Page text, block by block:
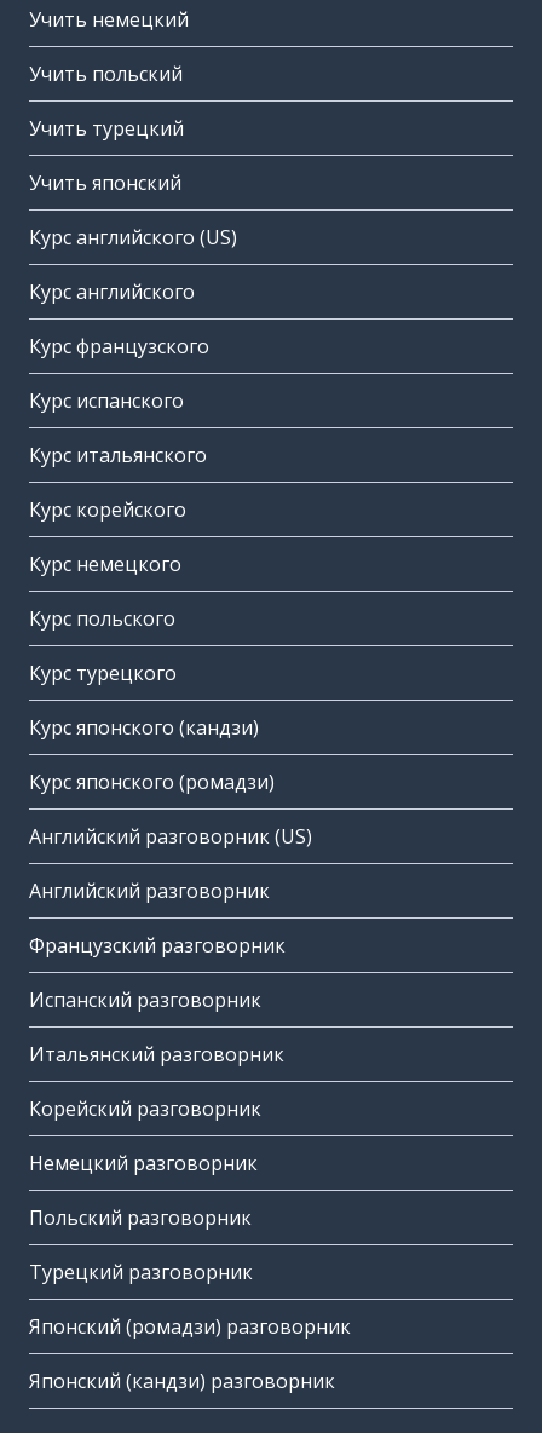
Учить немецкий
Учить польский
Учить турецкий
Учить японский
Курс английского (US)
Курс английского
Курс французского
Курс испанского
Курс итальянского
Курс корейского
Курс немецкого
Курс польского
Курс турецкого
Курс японского (кандзи)
Курс японского (ромадзи)
Английский разговорник (US)
Английский разговорник
Французский разговорник
Испанский разговорник
Итальянский разговорник
Корейский разговорник
Немецкий разговорник
Польский разговорник
Турецкий разговорник
Японский (ромадзи) разговорник
Японский (кандзи) разговорник